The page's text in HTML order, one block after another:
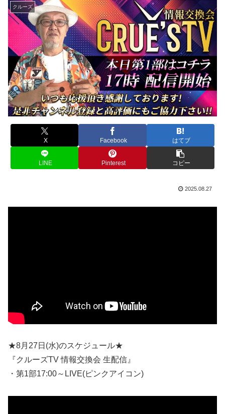
クルーズ
X Facebook はてブ
LINE Pinterest コピー
2025.08.27
★8月27日(水)のスケジュール★
『クルーズTV 情報交換会 生配信』
・第1部17:00～LIVE(ピンクアイコン)